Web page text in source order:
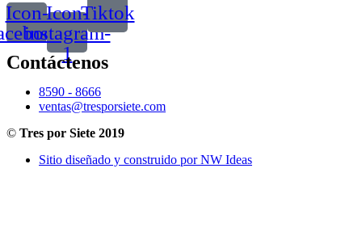
Icon-Icon-
instagram-
1
Tiktok
Contáctenos
8590 - 8666
ventas@tresporsiete.com
© Tres por Siete 2019
Sitio diseñado y construido por NW Ideas